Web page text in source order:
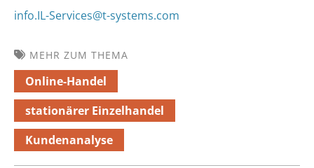
info.IL-Services@t-systems.com
MEHR ZUM THEMA
Online-Handel
stationärer Einzelhandel
Kundenanalyse